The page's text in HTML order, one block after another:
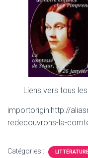
Liens vers tous
importorigin:http://
redecouvrons-la-
Catégories :